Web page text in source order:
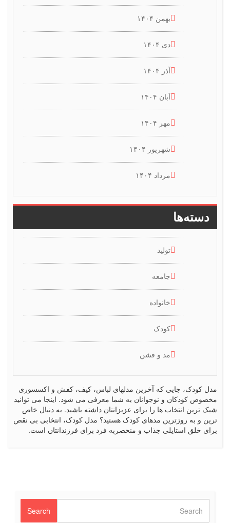
بهمن ۱۴۰۴
دی ۱۴۰۴
آذر ۱۴۰۴
آبان ۱۴۰۴
مهر ۱۴۰۴
شهریور ۱۴۰۴
مرداد ۱۴۰۴
دسته‌ها
تولید
جامعه
خانواده
کودک
مد و فشن
مدل کودک، جایی که آخرین مدلهای لباس، کیف، کفش و اکسسوری
مخصوص کودکان و نوجوانان به شما معرفی می شود. اینجا می توانید
شیک ترین انتخاب ها را برای عزیزانتان داشته باشید. به دنبال خاص
ترین و به روزترین مدهای کودک هستید؟ مدل کودک، انتخابی بی نقص
برای خلق استایلی جذاب و منحصربه فرد برای فرزندانتان است.